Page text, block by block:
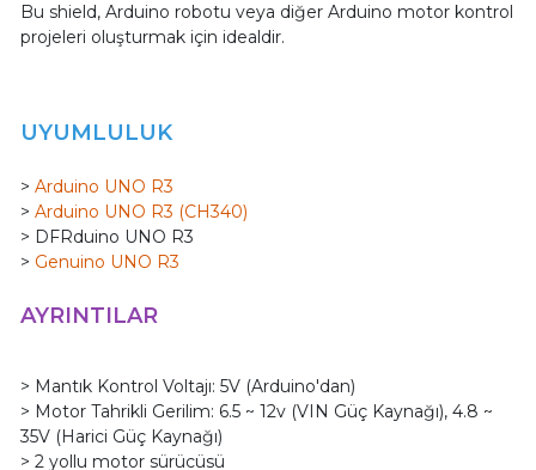
Bu shield, Arduino robotu veya diğer Arduino motor kontrol
projeleri oluşturmak için idealdir.
UYUMLULUK
> Arduino UNO R3
> Arduino UNO R3 (CH340)
> DFRduino UNO R3
> Genuino UNO R3
AYRINTILAR
> Mantık Kontrol Voltajı: 5V (Arduino'dan)
> Motor Tahrikli Gerilim: 6.5 ~ 12v (VIN Güç Kaynağı), 4.8 ~
35V (Harici Güç Kaynağı)
> 2 yollu motor sürücüsü